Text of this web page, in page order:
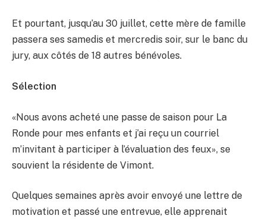
Et pourtant, jusqu’au 30 juillet, cette mère de famille
passera ses samedis et mercredis soir, sur le banc du
jury, aux côtés de 18 autres bénévoles.
Sélection
«Nous avons acheté une passe de saison pour La
Ronde pour mes enfants et j’ai reçu un courriel
m’invitant à participer à l’évaluation des feux», se
souvient la résidente de Vimont.
Quelques semaines après avoir envoyé une lettre de
motivation et passé une entrevue, elle apprenait